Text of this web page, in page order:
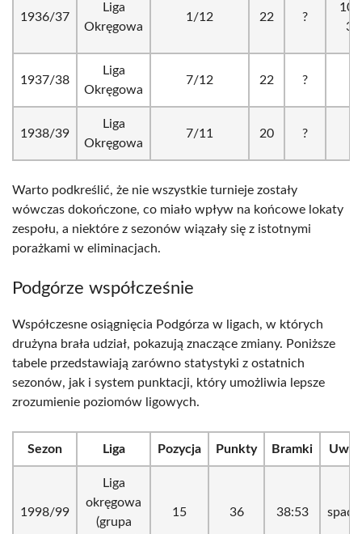
1936/37
Liga
Okręgowa
1/12 22 ?
38
1937/38
Liga
Okręgowa
7/12 22 ?
1938/39
Liga
Okręgowa
7/11 20 ?
Warto podkreślić, że nie wszystkie turnieje zostały
wówczas dokończone, co miało wpływ na końcowe lokaty
zespołu, a niektóre z sezonów wiązały się z istotnymi
porażkami w eliminacjach.
Podgórze współcześnie
Współczesne osiągnięcia Podgórza w ligach, w których
drużyna brała udział, pokazują znaczące zmiany. Poniższe
tabele przedstawiają zarówno statystyki z ostatnich
sezonów, jak i system punktacji, który umożliwia lepsze
zrozumienie poziomów ligowych.
Sezon Liga Pozycja Punkty Bramki
1998/99
Liga
okręgowa
(grupa
15 36 38:53